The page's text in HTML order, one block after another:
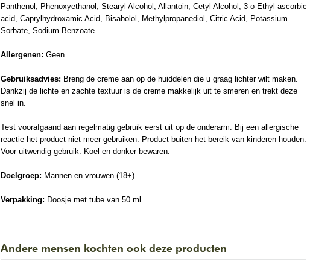
Panthenol, Phenoxyethanol, Stearyl Alcohol, Allantoin, Cetyl Alcohol, 3-o-Ethyl ascorbic
acid, Caprylhydroxamic Acid, Bisabolol, Methylpropanediol, Citric Acid, Potassium
Sorbate, Sodium Benzoate.
Allergenen: Geen
Gebruiksadvies: Breng de creme aan op de huiddelen die u graag lichter wilt maken.
Dankzij de lichte en zachte textuur is de creme makkelijk uit te smeren en trekt deze
snel in.
Test voorafgaand aan regelmatig gebruik eerst uit op de onderarm. Bij een allergische
reactie het product niet meer gebruiken. Product buiten het bereik van kinderen houden.
Voor uitwendig gebruik. Koel en donker bewaren.
Doelgroep: Mannen en vrouwen (18+)
Verpakking: Doosje met tube van 50 ml
Andere mensen kochten ook deze producten